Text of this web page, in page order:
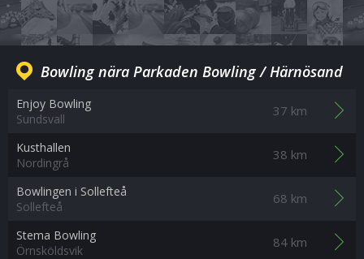
Bowling nära Parkaden Bowling / Härnösand
Enjoy Bowling
Sundsvall
37 km
Kusthallen
Nordingrå
38 km
Bowlingen i Sollefteå
Sollefteå
68 km
Stema Bowling
Örnsköldsvik
84 km